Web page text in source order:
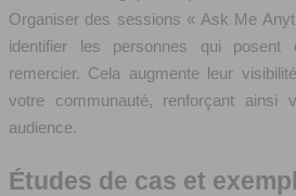
Organiser des sessions « Ask Me
identifier les personnes qui posent
remercier. Cela augmente leur
votre communauté, renforçant ainsi
audience.
Études de cas et